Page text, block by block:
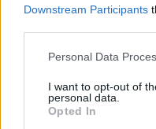
Downstream Participants
Personal Data
I want to opt-out of
personal data.
Opted In